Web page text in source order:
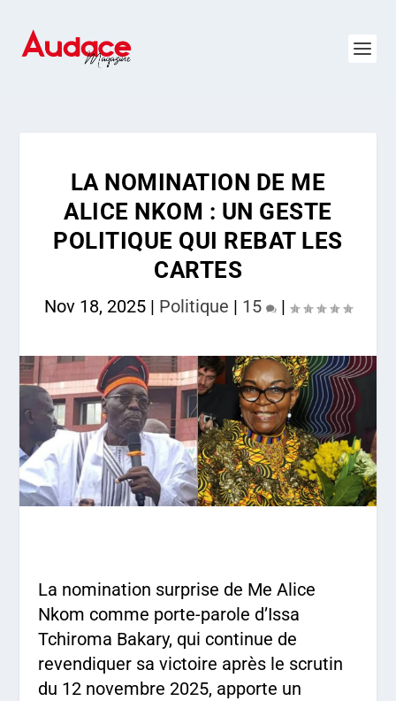
LA NOMINATION DE ME
ALICE NKOM : UN GESTE
POLITIQUE QUI REBAT LES
CARTES
Nov 18, 2025 | Politique | 15 |
La nomination surprise de Me Alice
Nkom comme porte-parole d’Issa
Tchiroma Bakary, qui continue de
revendiquer sa victoire après le scrutin
du 12 novembre 2025, apporte un